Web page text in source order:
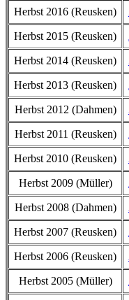
Herbst 2016 (Reusken)
Herbst 2015 (Reusken)
Herbst 2014 (Reusken)
Herbst 2013 (Reusken)
Herbst 2012 (Dahmen)
Herbst 2011 (Reusken)
Herbst 2010 (Reusken)
Herbst 2009 (Müller)
Herbst 2008 (Dahmen)
Herbst 2007 (Reusken)
Herbst 2006 (Reusken)
Herbst 2005 (Müller)